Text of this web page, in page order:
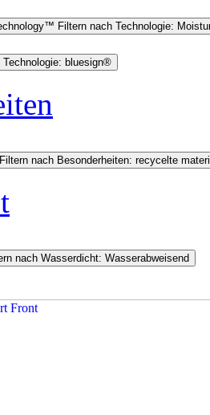
Filtern nach Technologie:
Technologie: bluesign®
Filtern nach Besonderheiten: recycelte
nach Wasserdicht: Wasserabweisend